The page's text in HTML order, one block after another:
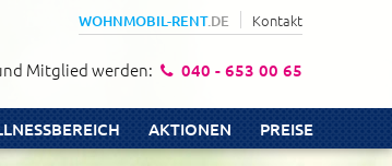
WOHNMOBIL-RENT.DE Kontakt
Mitglied werden: 040 - 653 00 65
AKTIONEN PREISE